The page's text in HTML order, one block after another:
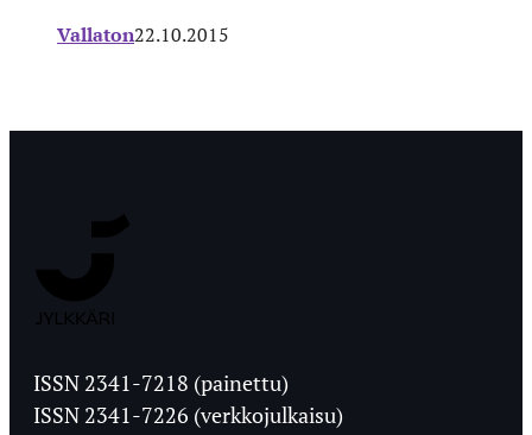
Vallaton22.10.2015
Ylioppilaslehti
ISSN 2341-7218 (painettu)
ISSN 2341-7226 (verkkojulkaisu)